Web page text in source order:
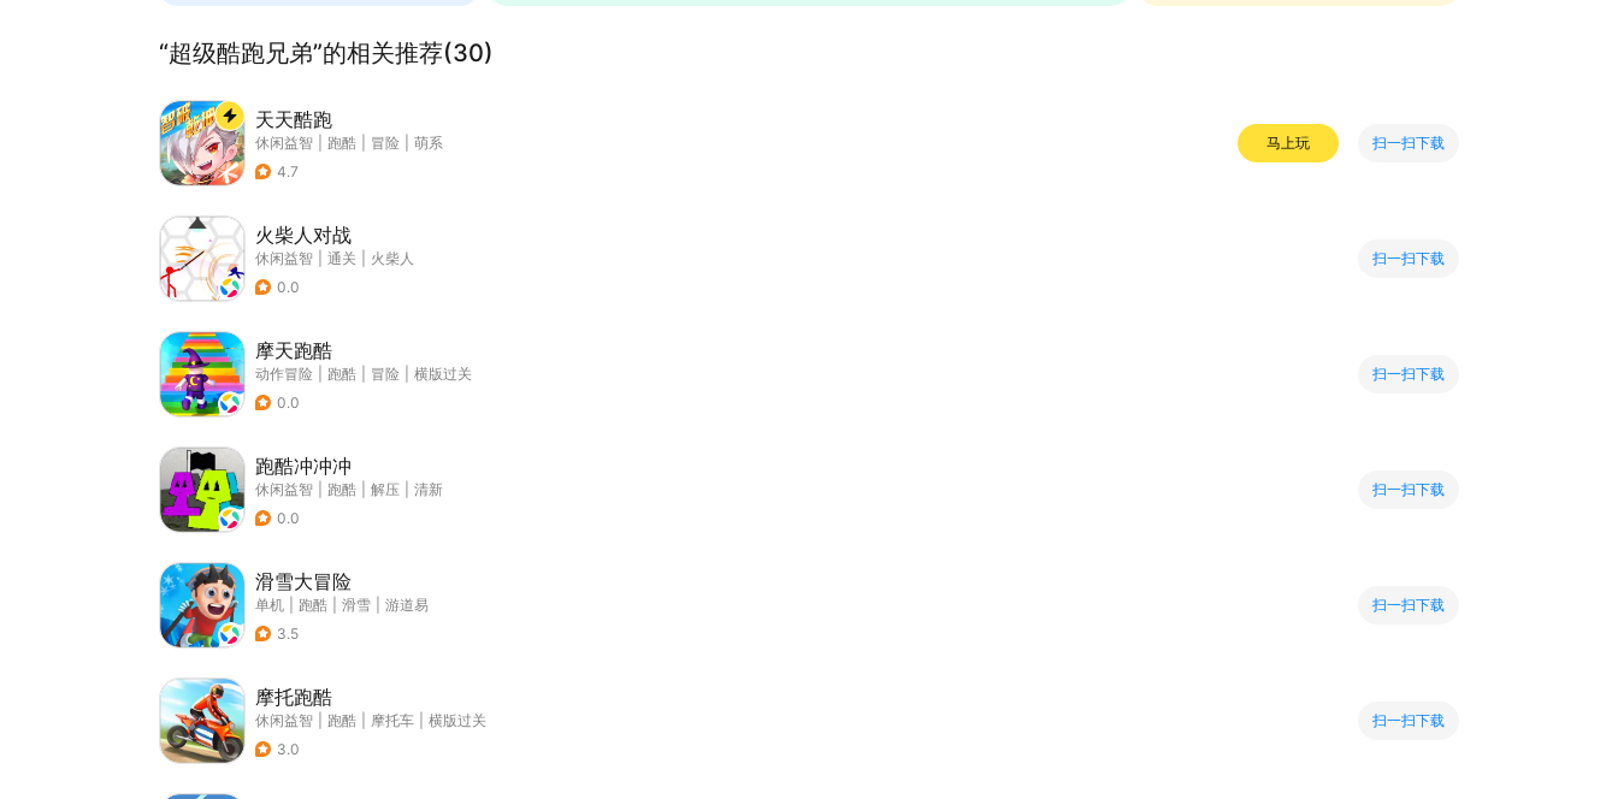
“超级酷跑兄弟”的相关推荐(30)
天天酷跑
休闲益智 跑酷 冒险
萌系
4.7
马上玩 扫一扫下载
火柴人对战
休闲益智 通关
火柴人
0.0
扫一扫下载
摩天跑酷
动作冒险 跑酷 冒险
横版过关
0.0
扫一扫下载
跑酷冲冲冲
休闲益智 跑酷 解压
清新
0.0
扫一扫下载
滑雪大冒险
单机 跑酷 滑雪
游道易
3.5
扫一扫下载
摩托跑酷
休闲益智 跑酷 摩托车
横版过关
3.0
扫一扫下载